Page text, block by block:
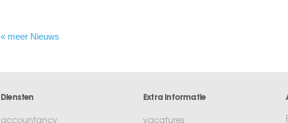
« meer Nieuws
Diensten
accountancy
Extra informatie
vacatures